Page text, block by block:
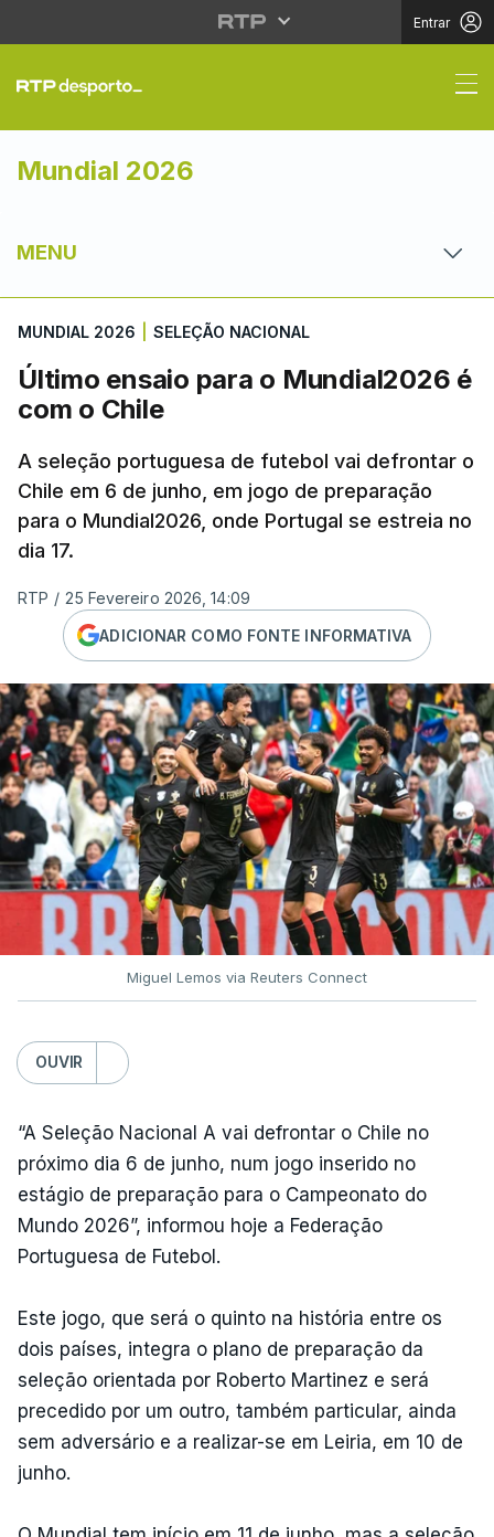
Entrar
Último ensaio para o
Mundial 2026
MENU
MUNDIAL 2026 SELEÇÃO NACIONAL
Último ensaio para o Mundial2026 é
com o Chile
A seleção portuguesa de futebol vai defrontar o
Chile em 6 de junho, em jogo de preparação
para o Mundial2026, onde Portugal se estreia no
dia 17.
RTP / 25 Fevereiro 2026, 14:09
ADICIONAR COMO FONTE INFORMATIVA
Miguel Lemos via Reuters Connect
OUVIR
“A Seleção Nacional A vai defrontar o Chile no
próximo dia 6 de junho, num jogo inserido no
estágio de preparação para o Campeonato do
Mundo 2026”, informou hoje a Federação
Portuguesa de Futebol.
Este jogo, que será o quinto na história entre os
dois países, integra o plano de preparação da
seleção orientada por Roberto Martinez e será
precedido por um outro, também particular, ainda
sem adversário e a realizar-se em Leiria, em 10 de
junho.